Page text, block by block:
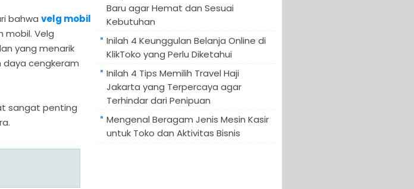
bahwa velg mobil
mobil. Velg
yang menarik
daya cengkeram
sangat penting
Baru agar Hemat dan Sesuai
Kebutuhan
Inilah 4 Keunggulan Belanja Online di
KlikToko yang Perlu Diketahui
Inilah 4 Tips Memilih Travel Haji
Jakarta yang Terpercaya agar
Terhindar dari Penipuan
Mengenal Beragam Jenis Mesin Kasir
untuk Toko dan Aktivitas Bisnis